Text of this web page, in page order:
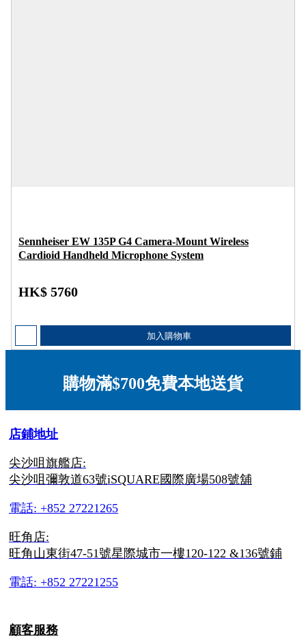
Sennheiser EW 135P G4 Camera-Mount Wireless
Cardioid Handheld Microphone System
HK$ 5760
加入購物車
購物滿$700免費本地送貨
店鋪地址
尖沙咀旗艦店:
尖沙咀彌敦道63號iSQUARE國際廣場508號舖
電話: +852 27221265
旺角店:
旺角山東街47-51號星際城市一樓120-122 &136號鋪
電話: +852 27221255
顧客服務